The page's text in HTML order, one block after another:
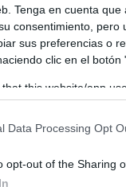
Tenga en cuenta
consentimiento,
sus preferencias o
clic en el
that this website/app
but not limited
consent section.
Data Processing Opt
opt-out of the Sharing